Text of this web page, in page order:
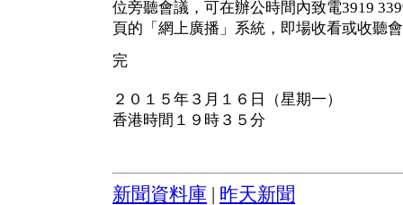
位旁聽會議，可在辦公時間內致電3919
頁的「網上廣播」系統，即場收看或收聽
完
２０１５年３月１６日（星期一）
香港時間１９時３５分
新聞資料庫 昨天新聞